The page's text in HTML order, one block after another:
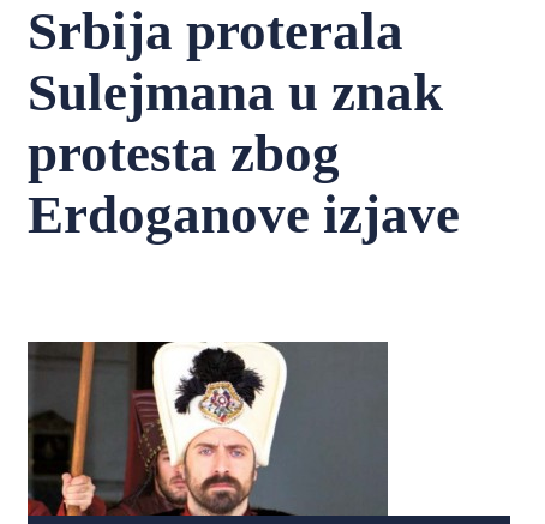
Srbija proterala
Sulejmana u znak
protesta zbog
Erdoganove izjave